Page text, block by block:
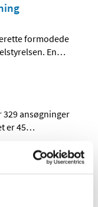
formodede
En…
ansøgninger
er 45…
for